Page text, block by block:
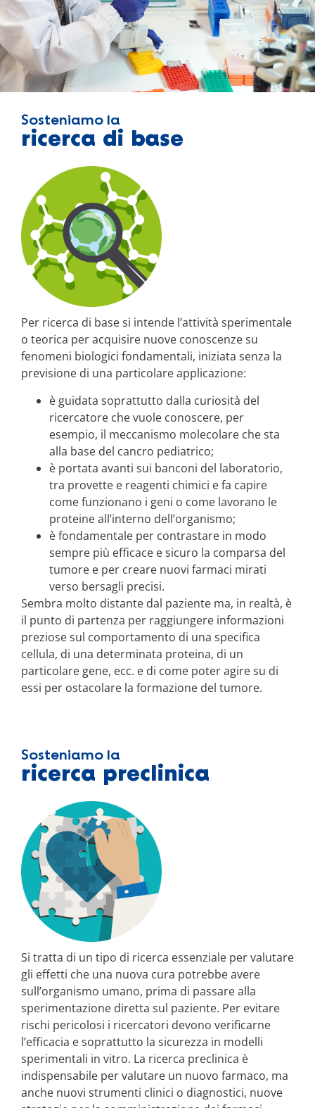
Sosteniamo la
ricerca di base
Per ricerca di base si intende l’attività sperimentale
o teorica per acquisire nuove conoscenze su
fenomeni biologici fondamentali, iniziata senza la
previsione di una particolare applicazione:
è guidata soprattutto dalla curiosità del
ricercatore che vuole conoscere, per
esempio, il meccanismo molecolare che sta
alla base del cancro pediatrico;
è portata avanti sui banconi del laboratorio,
tra provette e reagenti chimici e fa capire
come funzionano i geni o come lavorano le
proteine all’interno dell’organismo;
è fondamentale per contrastare in modo
sempre più efficace e sicuro la comparsa del
tumore e per creare nuovi farmaci mirati
verso bersagli precisi.
Sembra molto distante dal paziente ma, in realtà, è
il punto di partenza per raggiungere informazioni
preziose sul comportamento di una specifica
cellula, di una determinata proteina, di un
particolare gene, ecc. e di come poter agire su di
essi per ostacolare la formazione del tumore.
Sosteniamo la
ricerca preclinica
Si tratta di un tipo di ricerca essenziale per valutare
gli effetti che una nuova cura potrebbe avere
sull’organismo umano, prima di passare alla
sperimentazione diretta sul paziente. Per evitare
rischi pericolosi i ricercatori devono verificarne
l’efficacia e soprattutto la sicurezza in modelli
sperimentali in vitro. La ricerca preclinica è
indispensabile per valutare un nuovo farmaco, ma
anche nuovi strumenti clinici o diagnostici, nuove